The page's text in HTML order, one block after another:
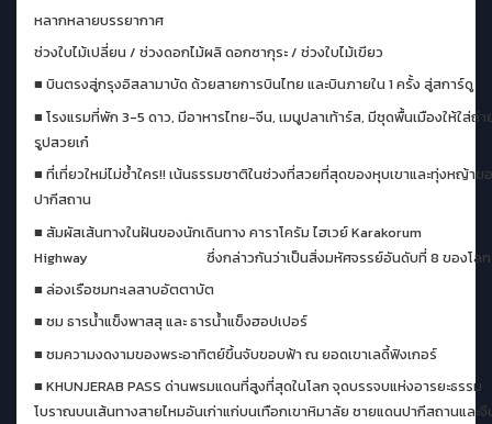
หลากหลายบรรยากาศ
ช่วงใบไม้เปลี่ยน / ช่วงดอกไม้ผลิ ดอกซากุระ / ช่วงใบไม้เขียว
■ บินตรงสู่กรุงอิสลามาบัด ด้วยสายการบินไทย และบินภายใน 1 ครั้ง สู่สการ์ดู
■ โรงแรมที่พัก 3-5 ดาว, มีอาหารไทย-จีน, เมนูปลาเท้าร์ส, มีชุดพื้นเมืองให้ใส่ถ่า
รูปสวยเก๋
■ ที่เที่ยวใหม่ไม่ซ้ำใคร!! เน้นธรรมชาติในช่วงที่สวยที่สุดของหุบเขาและทุ่งหญ้าข
ปากีสถาน
■ สัมผัสเส้นทางในฝันของนักเดินทาง คาราโครัม ไฮเวย์Karakorum
Highway
ซึ่งกล่าวกันว่าเป็นสิ่งมหัศจรรย์อันดับที่ 8 ของโลก
■ ล่องเรือชมทะเลสาบอัตตาบัต
■ ชม ธารน้ำแข็งพาสสุ และ ธารน้ำแข็งฮอปเปอร์
■ ชมความงดงามของพระอาทิตย์ขึ้นจับขอบฟ้า ณ ยอดเขาเลดี้ฟิงเกอร์
■ KHUNJERAB PASS ด่านพรมแดนที่สูงที่สุดในโลก จุดบรรจบแห่งอารยะธรรม
โบราณบนเส้นทางสายไหมอันเก่าแก่บนเทือกเขาหิมาลัย ชายแดนปากีสถานและจี